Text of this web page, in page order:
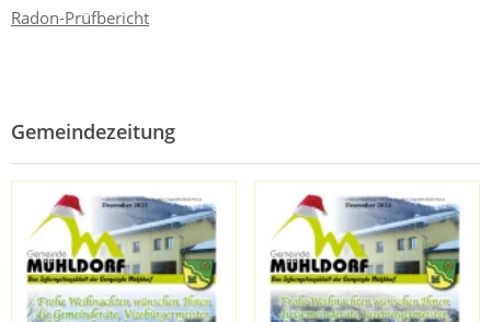
Radon-Prüfbericht
Gemeindezeitung